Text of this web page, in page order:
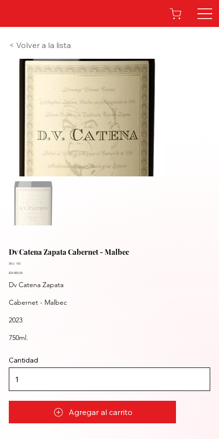
< Volver a la lista
Dv Catena Zapata Cabernet - Malbec
SKU: 105
$24.800,00
Dv Catena Zapata
Cabernet - Malbec
2023
750ml.
Cantidad
Agregar al carrito